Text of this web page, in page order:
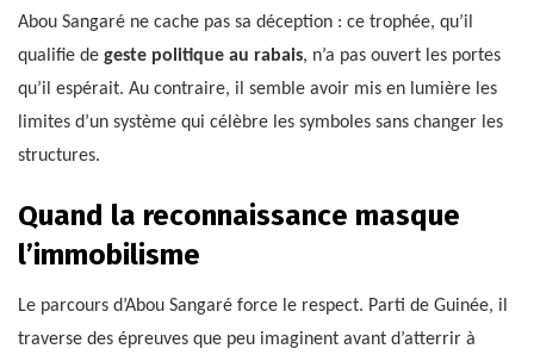
Abou Sangaré ne cache pas sa déception : ce trophée, qu’il
qualifie de geste politique au rabais, n’a pas ouvert les portes
qu’il espérait. Au contraire, il semble avoir mis en lumière les
limites d’un système qui célèbre les symboles sans changer les
structures.
Quand la reconnaissance masque
l’immobilisme
Le parcours d’Abou Sangaré force le respect. Parti de Guinée, il
traverse des épreuves que peu imaginent avant d’atterrir à